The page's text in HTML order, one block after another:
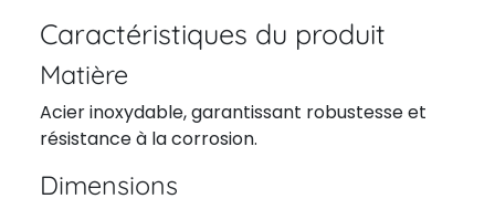
Caractéristiques du produit
Matière
Acier inoxydable, garantissant robustesse et
résistance à la corrosion.
Dimensions